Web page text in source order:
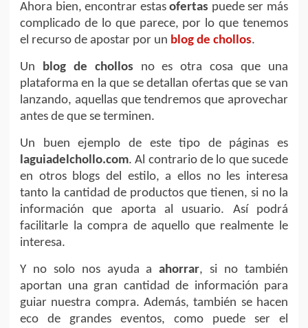
Ahora bien, encontrar estasofertas puede ser más
complicado de lo que parece, por lo que tenemos
el recurso de apostar por un blog de chollos.
Un blog de chollos no es otra cosa que una
plataforma en la que se detallan ofertas que se van
lanzando, aquellas que tendremos que aprovechar
antes de que se terminen.
Un buen ejemplo de este tipo de páginas es
laguiadelchollo.com. Al contrario de lo que sucede
en otros blogs del estilo, a ellos no les interesa
tanto la cantidad de productos que tienen, si no la
información que aporta al usuario. Así podrá
facilitarle la compra de aquello que realmente le
interesa.
Y no solo nos ayuda aahorrar, si no también
aportan una gran cantidad de información para
guiar nuestra compra. Además, también se hacen
eco de grandes eventos, como puede ser el